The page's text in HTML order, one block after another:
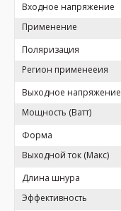
Входное напряжение
Применение
Поляризация
Регион применееия
Выходное напряжение
Мощность (Ватт)
Форма
Выходной ток (Макс)
Длина шнура
Эффективность